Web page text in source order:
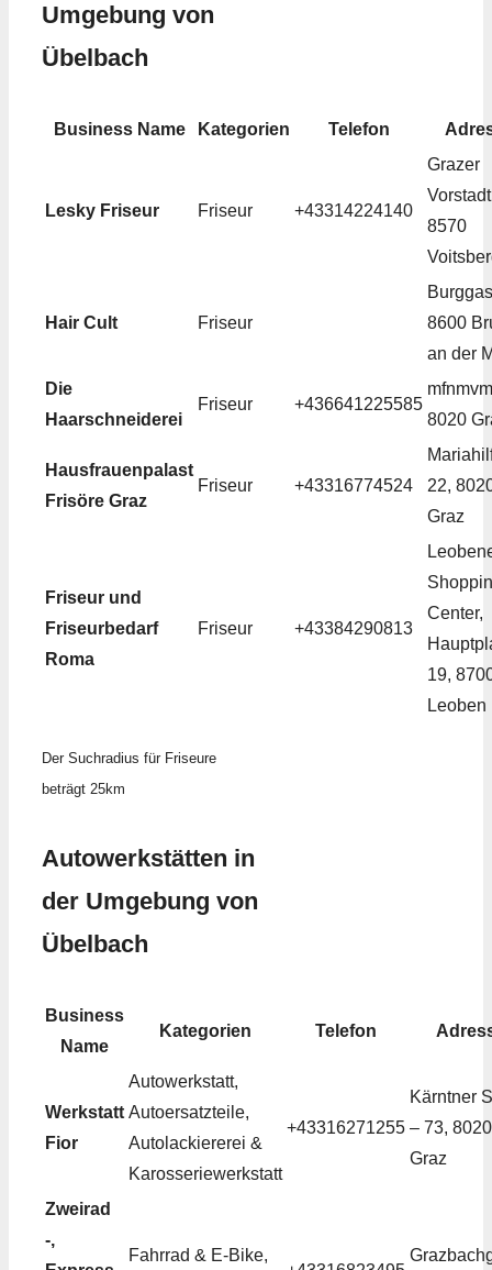
Umgebung von
Übelbach
Business Name Kategorien Telefon
Lesky Friseur Friseur +43314224140
Grazer
8570
Hair Cult Friseur
8600
an der
Die
Haarschneiderei
Friseur +436641225585
8020
Hausfrauenpalast
Frisöre Graz
Friseur +43316774524
22,
Graz
Friseur und
Friseurbedarf
Roma
Friseur +43384290813
Center,
19,
Leoben
Der Suchradius für Friseure
beträgt 25km
Autowerkstätten in
der Umgebung von
Übelbach
Business
Name
Kategorien Telefon
Werkstatt
Fior
Autowerkstatt,
Autoersatzteile,
Autolackiererei &
Karosseriewerkstatt
+43316271255
Kärntner
– 73, 8020
Graz
Zweirad
-,
Fahrrad & E-Bike,